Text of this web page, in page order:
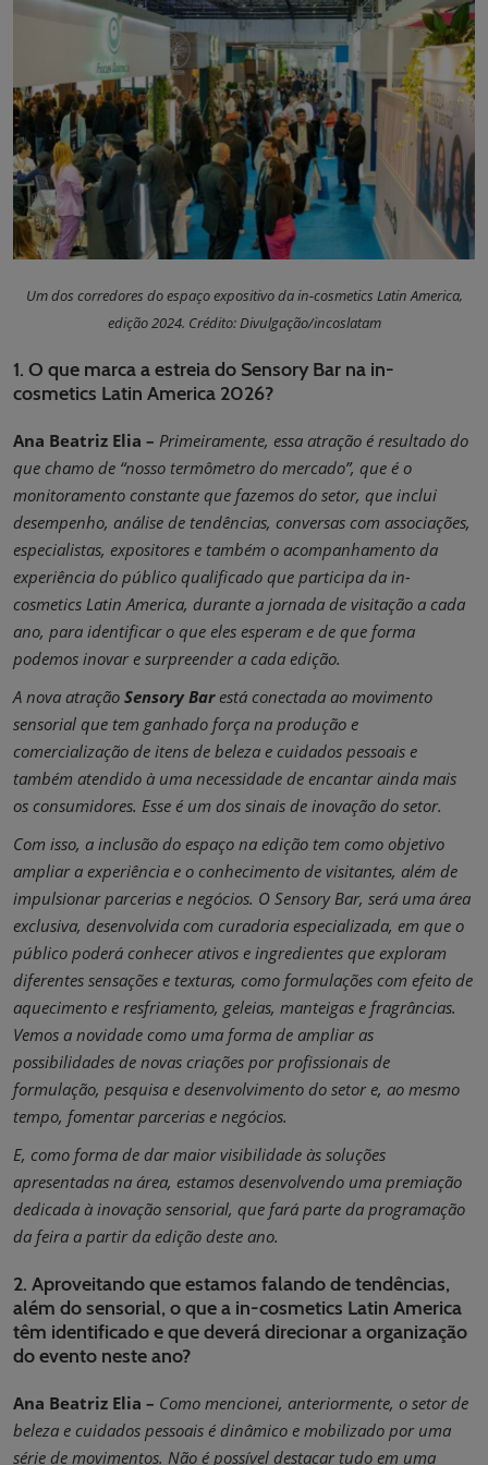
Um dos corredores do espaço expositivo da in-cosmetics Latin America,
edição 2024. Crédito: Divulgação/incoslatam
1. O que marca a estreia do Sensory Bar na in-
cosmetics Latin America 2026?
Ana Beatriz Elia – Primeiramente, essa atração é resultado do
que chamo de “nosso termômetro do mercado”, que é o
monitoramento constante que fazemos do setor, que inclui
desempenho, análise de tendências, conversas com associações,
especialistas, expositores e também o acompanhamento da
experiência do público qualificado que participa da in-
cosmetics Latin America, durante a jornada de visitação a cada
ano, para identificar o que eles esperam e de que forma
podemos inovar e surpreender a cada edição.
A nova atração Sensory Barestá conectada ao movimento
sensorial que tem ganhado força na produção e
comercialização de itens de beleza e cuidados pessoais e
também atendido à uma necessidade de encantar ainda mais
os consumidores. Esse é um dos sinais de inovação do setor.
Com isso, a inclusão do espaço na edição tem como objetivo
ampliar a experiência e o conhecimento de visitantes, além de
impulsionar parcerias e negócios. O Sensory Bar, será uma área
exclusiva, desenvolvida com curadoria especializada, em que o
público poderá conhecer ativos e ingredientes que exploram
diferentes sensações e texturas, como formulações com efeito de
aquecimento e resfriamento, geleias, manteigas e fragrâncias.
Vemos a novidade como uma forma de ampliar as
possibilidades de novas criações por profissionais de
formulação, pesquisa e desenvolvimento do setor e, ao mesmo
tempo, fomentar parcerias e negócios.
E, como forma de dar maior visibilidade às soluções
apresentadas na área, estamos desenvolvendo uma premiação
dedicada à inovação sensorial, que fará parte da programação
da feira a partir da edição deste ano.
2. Aproveitando que estamos falando de tendências,
além do sensorial, o que a in-cosmetics Latin America
têm identificado e que deverá direcionar a organização
do evento neste ano?
Ana Beatriz Elia – Como mencionei, anteriormente, o setor de
beleza e cuidados pessoais é dinâmico e mobilizado por uma
série de movimentos. Não é possível destacar tudo em uma